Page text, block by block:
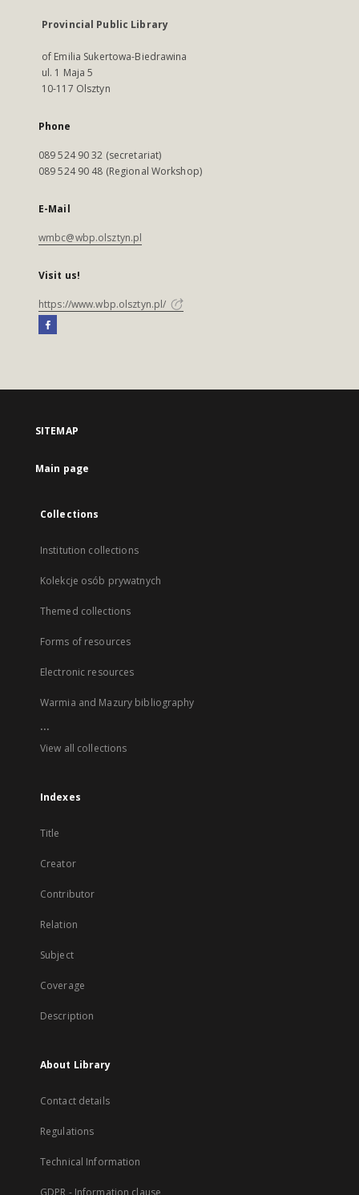
Provincial Public Library
of Emilia Sukertowa-Biedrawina
ul. 1 Maja 5
10-117 Olsztyn
Phone
089 524 90 32 (secretariat)
089 524 90 48 (Regional Workshop)
E-Mail
wmbc@wbp.olsztyn.pl
Visit us!
https://www.wbp.olsztyn.pl/
SITEMAP
Main page
Collections
Institution collections
Kolekcje osób prywatnych
Themed collections
Forms of resources
Electronic resources
Warmia and Mazury bibliography
...
View all collections
Indexes
Title
Creator
Contributor
Relation
Subject
Coverage
Description
About Library
Contact details
Regulations
Technical Information
GDPR - Information clause